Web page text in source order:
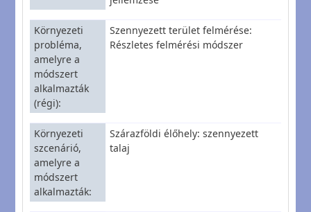
Környezeti
probléma,
amelyre a
módszert
alkalmazták
(régi)
Szennyezett terület felmérése:
Részletes felmérési módszer
Környezeti
szcenárió,
amelyre a
módszert
alkalmazták
Szárazföldi élőhely: szennyezett
talaj